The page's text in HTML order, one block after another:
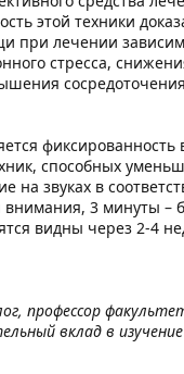
этой техники
при лечении
стресса,
фиксированность
способных
на звуках в
внимания, 3 минуты
видны через 2-4
профессор
вклад в